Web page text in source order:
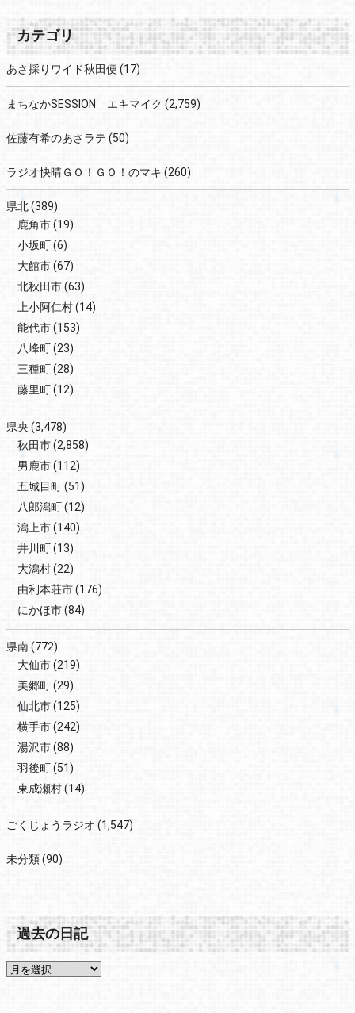
カテゴリ
あさ採りワイド秋田便 (17)
まちなかSESSION エキマイク (2,759)
佐藤有希のあさラテ (50)
ラジオ快晴ＧＯ！ＧＯ！のマキ (260)
県北(389)
鹿角市(19)
小坂町(6)
大館市(67)
北秋田市(63)
上小阿仁村(14)
能代市(153)
八峰町(23)
三種町(28)
藤里町(12)
県央(3,478)
秋田市(2,858)
男鹿市(112)
五城目町(51)
八郎潟町(12)
潟上市(140)
井川町(13)
大潟村(22)
由利本荘市(176)
にかほ市(84)
県南(772)
大仙市(219)
美郷町(29)
仙北市(125)
横手市(242)
湯沢市(88)
羽後町(51)
東成瀬村(14)
ごくじょうラジオ (1,547)
未分類(90)
過去の日記